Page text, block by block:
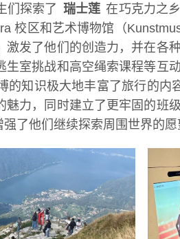
们探索了 瑞士莲 在巧克力之
校区和艺术博物馆（
发了他们的创造力，并在各
室挑战和高空绳索课程等互
知识极大地丰富了旅行的内
力，同时建立了更牢固的班
了他们继续探索周围世界的愿